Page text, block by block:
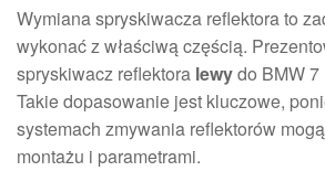
Wymiana spryskiwacza reflektora to
wykonać z właściwą częścią.
spryskiwacz reflektora lewydo BMW
Takie dopasowanie jest kluczowe,
systemach zmywania reflektorów
montażu i parametrami.